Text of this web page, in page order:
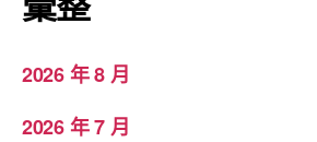
2026 年 8 月
2026 年 7 月